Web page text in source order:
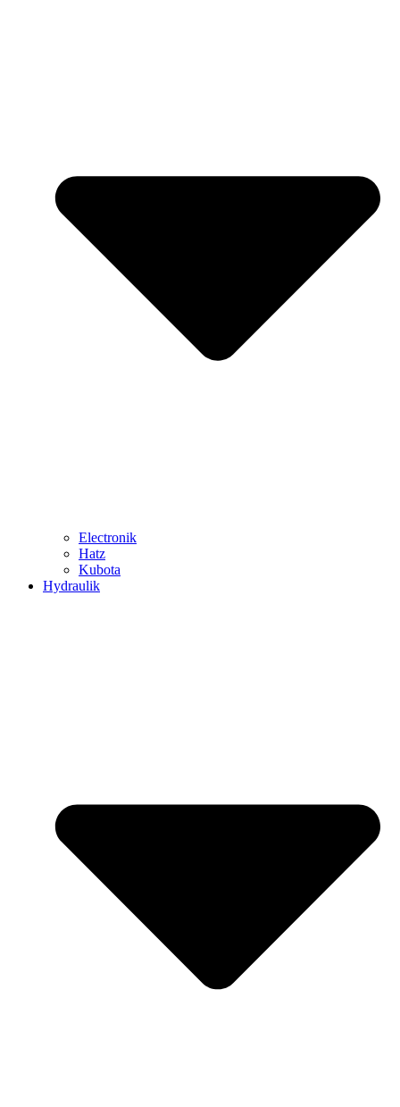
Electronik
Hatz
Kubota
Hydraulik